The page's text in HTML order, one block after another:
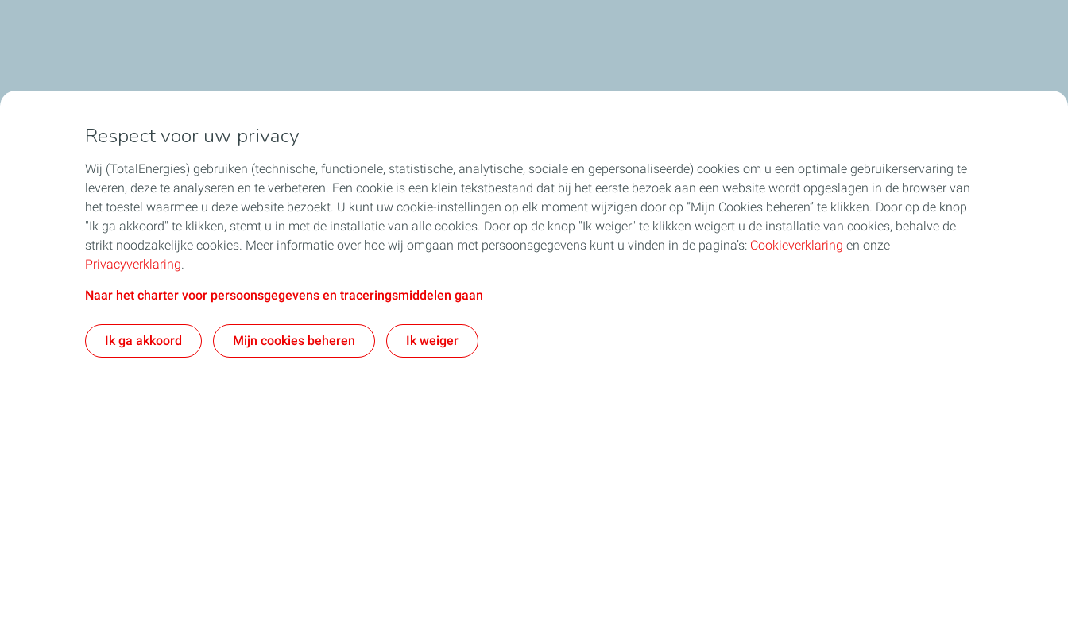
Respect voor uw privacy
Wij (TotalEnergies) gebruiken (technische, functionele, statistische, analytische, sociale en gepersonaliseerde) cookies om u een optimale gebruikerservaring te
leveren, deze te analyseren en te verbeteren. Een cookie is een klein tekstbestand dat bij het eerste bezoek aan een website wordt opgeslagen in de browser van
het toestel waarmee u deze website bezoekt. U kunt uw cookie-instellingen op elk moment wijzigen door op “Mijn Cookies beheren” te klikken. Door op de knop
"Ik ga akkoord" te klikken, stemt u in met de installatie van alle cookies. Door op de knop "Ik weiger" te klikken weigert u de installatie van cookies, behalve de
strikt noodzakelijke cookies. Meer informatie over hoe wij omgaan met persoonsgegevens kunt u vinden in de pagina’s: Cookieverklaring en onze
Privacyverklaring.
Naar het charter voor persoonsgegevens en traceringsmiddelen gaan
Ik ga akkoord Mijn cookies beheren Ik weiger